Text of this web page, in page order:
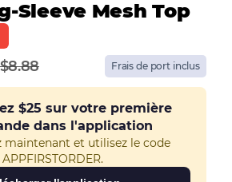
Sleeve Mesh Top
$8.88 Frais de port inclus
$25 sur votre première
dans l'application
maintenant et utilisez le code
APPFIRSTORDER.